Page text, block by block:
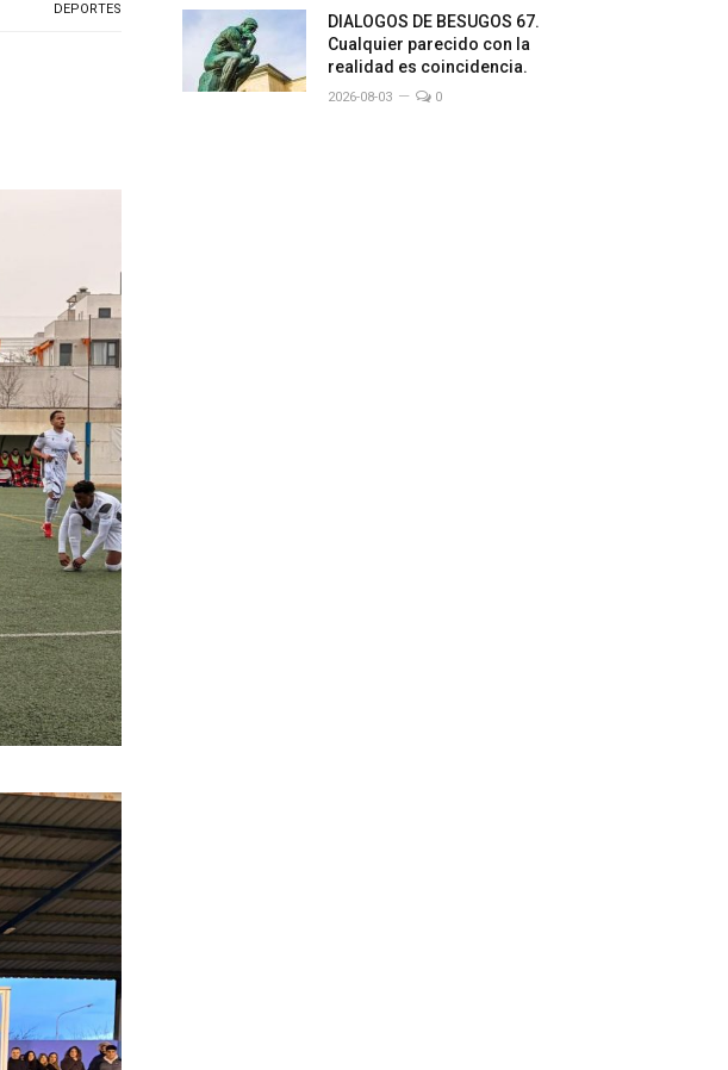
DEPORTES
DIALOGOS DE BESUGOS 67.
Cualquier parecido con la
realidad es coincidencia.
2026-08-03 0